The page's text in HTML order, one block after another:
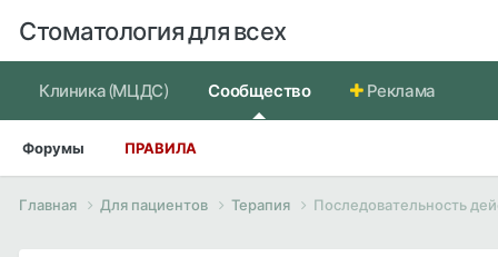
Стоматология для всех
Клиника (МЦДС) Сообщество
Форумы ПРАВИЛА
Реклама
Главная Для пациентов Терапия Последовательность